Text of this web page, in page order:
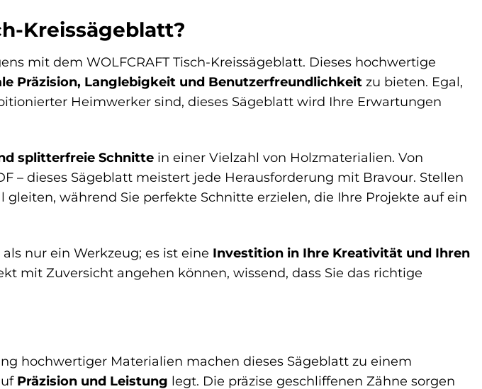
Kreissägeblatt?
mit dem WOLFCRAFT Tisch-Kreissägeblatt. Dieses hochwertige
Präzision, Langlebigkeit und Benutzerfreundlichkeit zu bieten. Egal,
Heimwerker sind, dieses Sägeblatt wird Ihre Erwartungen
splitterfreie Schnitte in einer Vielzahl von Holzmaterialien. Von
– dieses Sägeblatt meistert jede Herausforderung mit Bravour. Stellen
gleiten, während Sie perfekte Schnitte erzielen, die Ihre Projekte auf ein
nur ein Werkzeug; es ist eine Investition in Ihre Kreativität und Ihren
mit Zuversicht angehen können, wissend, dass Sie das richtige
hochwertiger Materialien machen dieses Sägeblatt zu einem
Präzision und Leistung legt. Die präzise geschliffenen Zähne sorgen